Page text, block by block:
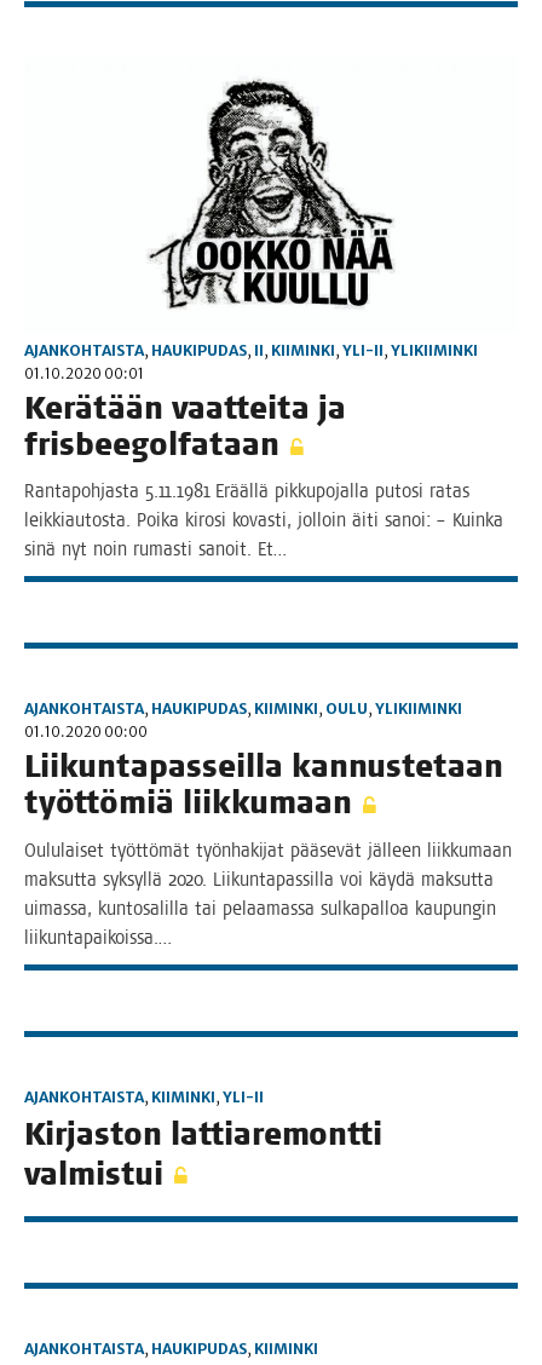
AJANKOHTAISTA, HAUKIPUDAS, II, KIIMINKI, YLI-II, YLIKIIMINKI
01.10.2020 00:01
Kerä­tään vaat­tei­ta ja
frisbeegolfataan
Ran­ta­poh­jas­ta 5.11.1981 Erääl­lä pik­ku­po­jal­la puto­si ratas
leik­ki­au­tos­ta. Poi­ka kiro­si kovas­ti, jol­loin äiti sanoi: – Kuin­ka
sinä nyt noin rumas­ti sanoit. Et…
AJANKOHTAISTA, HAUKIPUDAS, KIIMINKI, OULU, YLIKIIMINKI
01.10.2020 00:00
Lii­kun­ta­pas­seil­la kan­nus­te­taan
työt­tö­miä liikkumaan
Oulu­lai­set työt­tö­mät työn­ha­ki­jat pää­se­vät jäl­leen liik­ku­maan
mak­sut­ta syk­syl­lä 2020. Lii­kun­ta­pas­sil­la voi käy­dä mak­sut­ta
uimas­sa, kun­to­sa­lil­la tai pelaa­mas­sa sul­ka­pal­loa kau­pun­gin
liikuntapaikoissa.…
AJANKOHTAISTA, KIIMINKI, YLI-II
Kir­jas­ton lat­tia­re­mont­ti
valmistui
AJANKOHTAISTA, HAUKIPUDAS, KIIMINKI